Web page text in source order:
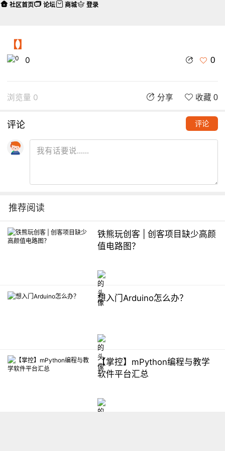
【】
0 0
浏览量 0 分享 收藏 0
评论 评论
推荐阅读
铁熊玩创客 | 创客项目缺少高颜
值电路图？
想入门Arduino怎么办？
【掌控】mPython编程与教学
软件平台汇总
社区首页 论坛 商城 登录